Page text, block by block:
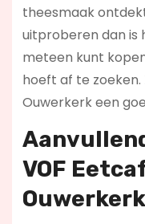
theesmaak
uitproberen dan is
meteen kunt
hoeft af te zoeken.
Ouwerkerk een
VOF
Ouwerkerk